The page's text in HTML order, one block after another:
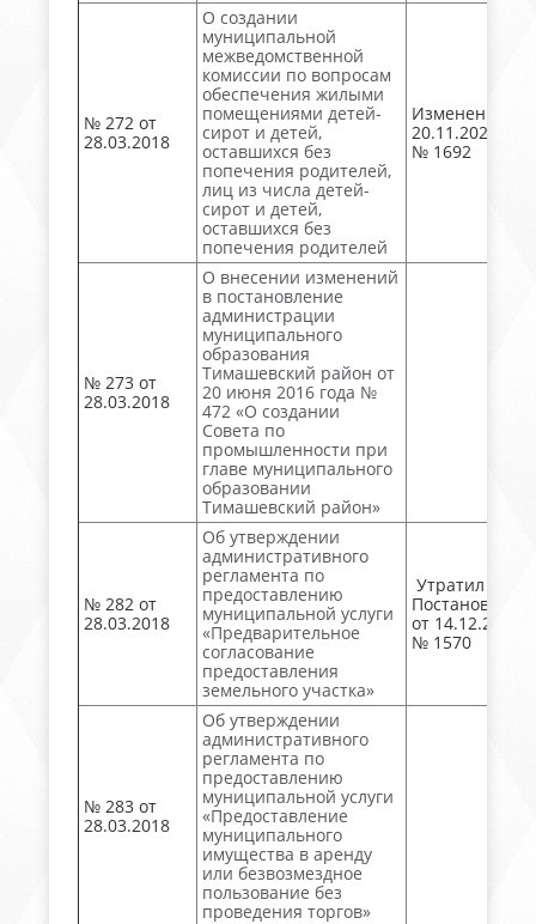
№ 272 от
28.03.2018
О создании
муниципальной
межведомственной
комиссии по вопросам
обеспечения жилыми
помещениями детей-
сирот и детей,
оставшихся без
попечения родителей,
лиц из числа детей-
сирот и детей,
оставшихся без
попечения родителей
Изменен
20.11.2025
№ 1692
№ 273 от
28.03.2018
О внесении изменений
в постановление
администрации
муниципального
образования
Тимашевский район от
20 июня 2016 года №
472 «О создании
Совета по
промышленности при
главе муниципального
образовании
Тимашевский район»
№ 282 от
28.03.2018
Об утверждении
административного
регламента по
предоставлению
муниципальной услуги
«Предварительное
согласование
предоставления
земельного участка»
Утратил силу.
от 14.12.2018
№ 1570
№ 283 от
28.03.2018
Об утверждении
административного
регламента по
предоставлению
муниципальной услуги
«Предоставление
муниципального
имущества в аренду
или безвозмездное
пользование без
проведения торгов»